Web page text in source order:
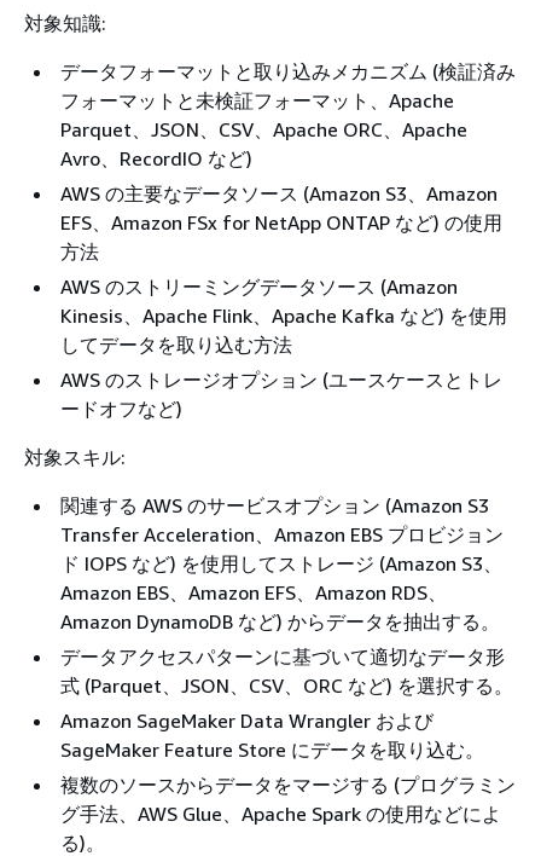
対象知識:
データフォーマットと取り込みメカニズム (検証済み
フォーマットと未検証フォーマット、Apache
Parquet、JSON、CSV、Apache ORC、Apache
Avro、RecordIO など)
AWS の主要なデータソース (Amazon S3、Amazon
EFS、Amazon FSx for NetApp ONTAP など) の使用
方法
AWS のストリーミングデータソース (Amazon
Kinesis、Apache Flink、Apache Kafka など) を使用
してデータを取り込む方法
AWS のストレージオプション (ユースケースとトレ
ードオフなど)
対象スキル:
関連する AWS のサービスオプション (Amazon S3
Transfer Acceleration、Amazon EBS プロビジョン
ド IOPS など) を使用してストレージ (Amazon S3、
Amazon EBS、Amazon EFS、Amazon RDS、
Amazon DynamoDB など) からデータを抽出する。
データアクセスパターンに基づいて適切なデータ形
式 (Parquet、JSON、CSV、ORC など) を選択する。
Amazon SageMaker Data Wrangler および
SageMaker Feature Store にデータを取り込む。
複数のソースからデータをマージする (プログラミン
グ手法、AWS Glue、Apache Spark の使用などによ
る)。